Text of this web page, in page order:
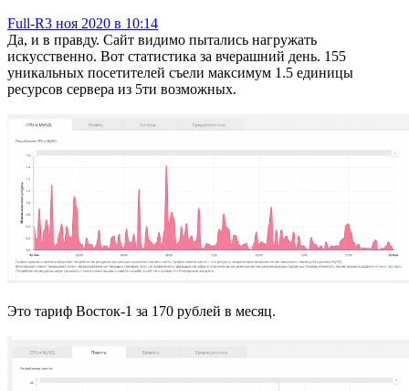
Full-R3 ноя 2020 в 10:14
Да, и в правду. Сайт видимо пытались нагружать
искусственно. Вот статистика за вчерашний день. 155
уникальных посетителей съели максимум 1.5 единицы
ресурсов сервера из 5ти возможных.
Это тариф Восток-1 за 170 рублей в месяц.